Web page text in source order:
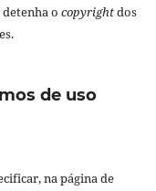
o copyrightdos
de uso
na página de